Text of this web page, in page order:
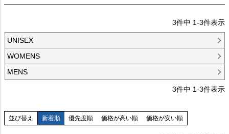
3件中 1-3件表示
UNISEX
WOMENS
MENS
3件中 1-3件表示
並び替え 新着順 優先度順 価格が高い順 価格が安い順